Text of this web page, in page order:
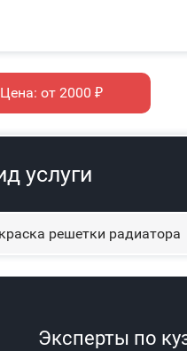
Цена: от 2000 ₽
услуги
решетки радиатора
Эксперты по